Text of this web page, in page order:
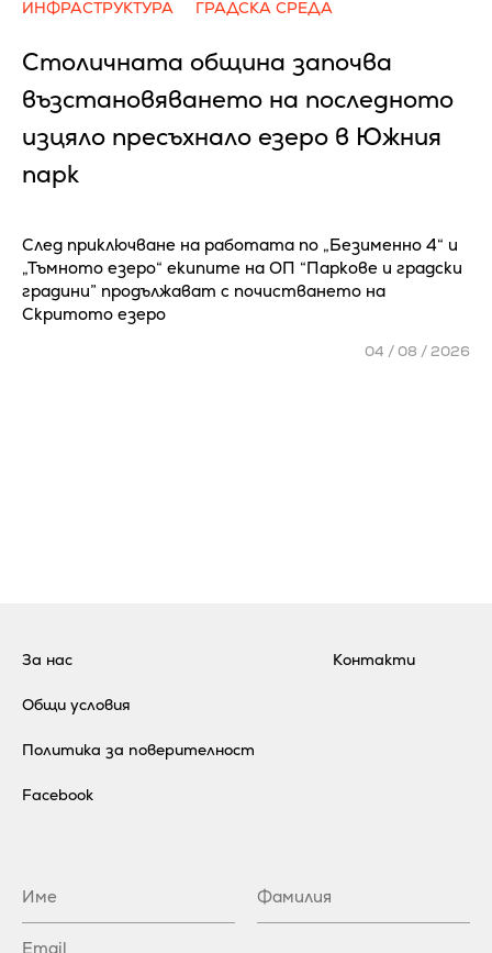
ИНФРАСТРУКТУРА ГРАДСКА СРЕДА
Столичната община започва
възстановяването на последното
изцяло пресъхнало езеро в Южния
парк
След приключване на работата по „Безименно 4“ и
„Тъмното езеро“ екипите на ОП “Паркове и градски
градини” продължават с почистването на
Скритото езеро
04 / 08 / 2026
За нас
Общи условия
Политика за поверителност
Контакти
Facebook